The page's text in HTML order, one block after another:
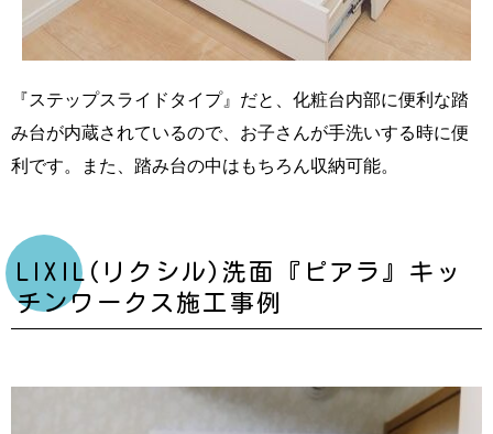
『ステップスライドタイプ』だと、化粧台内部に便利な踏
み台が内蔵されているので、お子さんが手洗いする時に便
利です。また、踏み台の中はもちろん収納可能。
LIXIL(リクシル)洗面『ピアラ』キッ
チンワークス施工事例